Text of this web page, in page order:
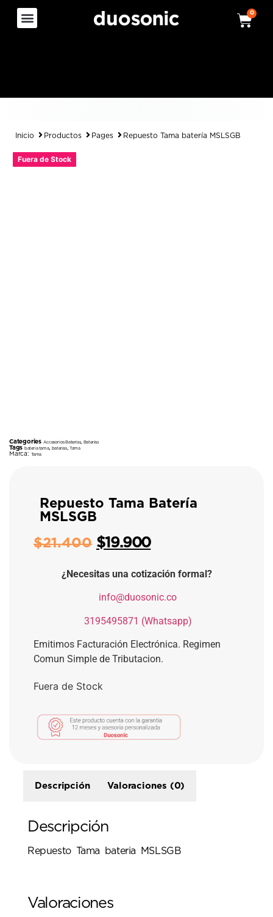
0
Inicio Productos Pages Repuesto Tama batería MSLSGB
Fuera de Stock
Categories Accesorios Baterías, Baterías
Tags bateria tama, baterias,Tama
Marca: Tama
Repuesto Tama Batería
MSLSGB
$21.400 $19.900
¿Necesitas una cotización formal?
info@duosonic.co
3195495871 (Whatsapp)
Emitimos Facturación Electrónica. Regimen
Comun Simple de Tributacion.
Fuera de Stock
Descripción Valoraciones (0)
Descripción
Repuesto Tama bateria MSLSGB
Valoraciones